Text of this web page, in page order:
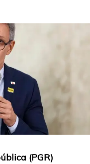
(PGR)